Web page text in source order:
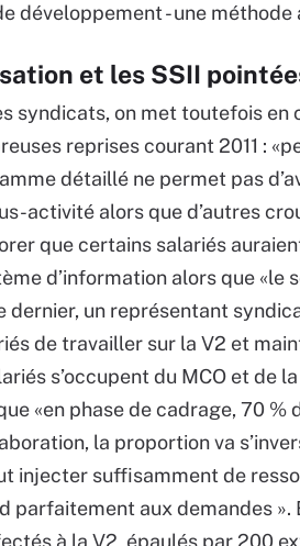
développement - une méthode
et les SSII
syndicats, on met toutefois en
reprises courant 2011 :
détaillé ne permet pas
activité alors que d’autres
que certains salariés
d’information alors que «le
dernier, un représentant
de travailler sur la V2 et
s’occupent du MCO et de
«en phase de cadrage, 70
la proportion va
injecter suffisamment de
parfaitement aux demandes ».
à la V2, épaulés par 200